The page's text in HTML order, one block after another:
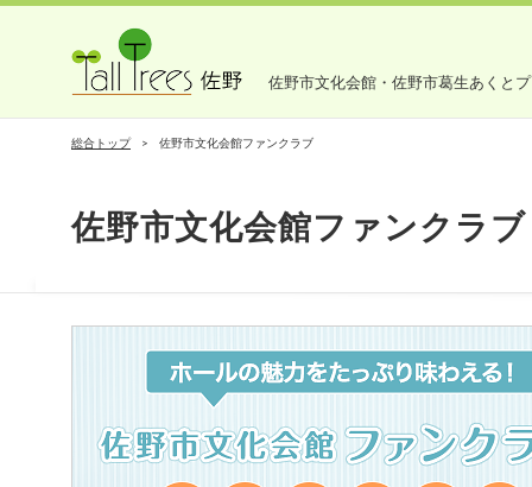
佐野市文化会館・佐野市葛生あくと
総合トップ 佐野市文化会館ファンクラブ
佐野市文化会館ファンクラブ